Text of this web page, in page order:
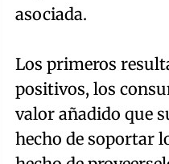
asociada.
Los primeros
positivos, los
valor añadido que
hecho de soportar